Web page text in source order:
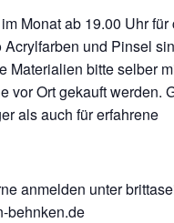
Monat ab 19.00 Uhr für
und Pinsel
Materialien bitte selber
vor Ort gekauft werden.
als auch für erfahrene
anmelden unter
behnken.de